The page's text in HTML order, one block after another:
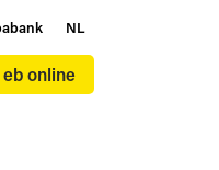
eb online
NL